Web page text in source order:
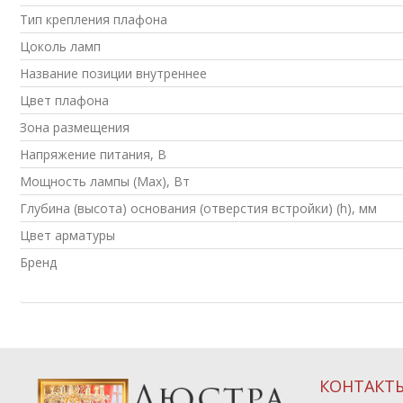
Тип крепления плафона
Цоколь ламп
Название позиции внутреннее
Цвет плафона
Зона размещения
Напряжение питания, В
Мощность лампы (Max), Вт
Глубина (высота) основания (отверстия встройки) (h), мм
Цвет арматуры
Бренд